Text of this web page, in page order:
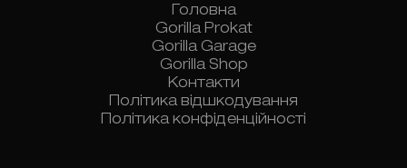
Головна
Gorilla Prokat
Gorilla Garage
Gorilla Shop
Контакти
Політика відшкодування
Політика конфіденційності